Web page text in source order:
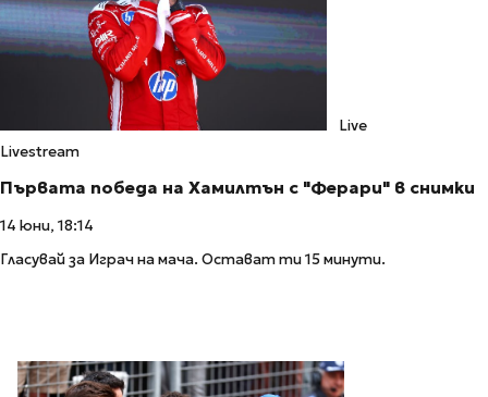
Live
Livestream
Първата победа на Хамилтън с "Ферари" в снимки
14 юни, 18:14
Гласувай за Играч на мача. Остават ти 15 минути.